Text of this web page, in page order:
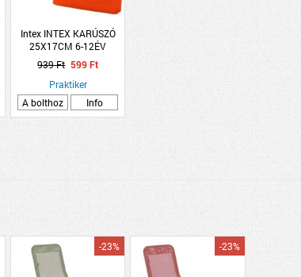
Intex INTEX KARÚSZÓ
25X17CM 6-12ÉV
939 Ft 599 Ft
Praktiker
A bolthoz
Info
-23% -23%